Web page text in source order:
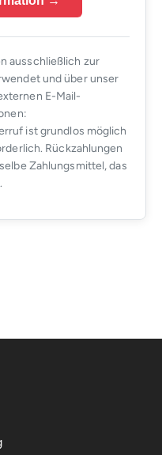
ausschließlich zur
und über unser
E-Mail-
ist grundlos möglich
Rückzahlungen
Zahlungsmittel, das